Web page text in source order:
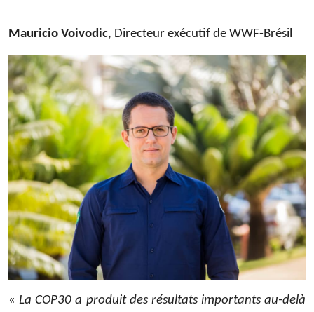
Mauricio Voivodic, Directeur exécutif de WWF-Brésil
«La COP30 a produit des résultats importants au-delà